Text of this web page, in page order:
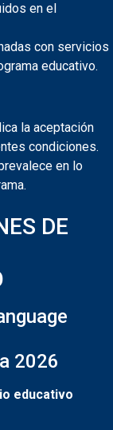
en el
con servicios
educativo.
la aceptación
condiciones.
en lo
DE
2026
educativo